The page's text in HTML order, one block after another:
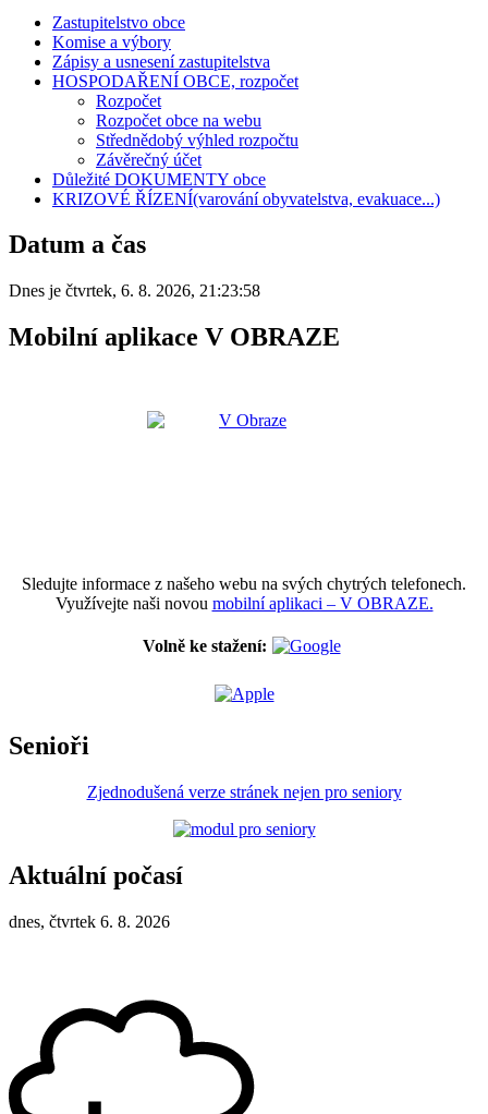
Zastupitelstvo obce
Komise a výbory
Zápisy a usnesení zastupitelstva
HOSPODAŘENÍ OBCE, rozpočet
Rozpočet
Rozpočet obce na webu
Střednědobý výhled rozpočtu
Závěrečný účet
Důležité DOKUMENTY obce
KRIZOVÉ ŘÍZENÍ(varování obyvatelstva, evakuace...)
Datum a čas
Dnes je čtvrtek, 6. 8. 2026, 21:23:58
Mobilní aplikace V OBRAZE
Sledujte informace z našeho webu na svých chytrých telefonech.
Využívejte naši novou mobilní aplikaci – V OBRAZE.
Volně ke stažení:
Senioři
Zjednodušená verze stránek nejen pro seniory
Aktuální počasí
dnes, čtvrtek 6. 8. 2026